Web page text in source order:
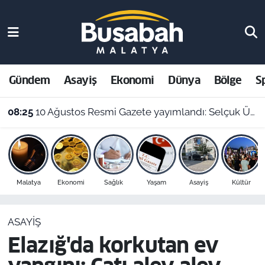
Gündem Asayiş Ekonomi Dünya Bölge
08:25 10 Ağustos Resmi Gazete yayımlandı: Selçuk Üniversitesi'nde çok sayıda yönetmelik kaldırıldı!
Malatya Ekonomi Sağlık Yaşam Asayiş Kültür
ASAYIŞ
Elazığ'da korkutan ev
Asayiş
Ekonomi
Dünya
Bölge
Resmi İlanlar
Malatya Nöbetçi Eczaneler
Malatya Hava Durumu
Malatya Namaz Vakitleri
Malatya Trafik Yoğunluk Haritası
Süper Lig Puan Durumu ve Fikstür
Son Dakika Haberleri
Haber Arşivi